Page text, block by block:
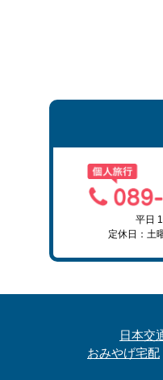
平日
定休日：土
日本交
おみやげ宅配